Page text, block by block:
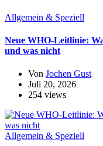
Allgemein & Speziell
Neue WHO-Leitlinie:
und was nicht
Von Jochen Gust
Juli 20, 2026
254 views
Allgemein & Speziell